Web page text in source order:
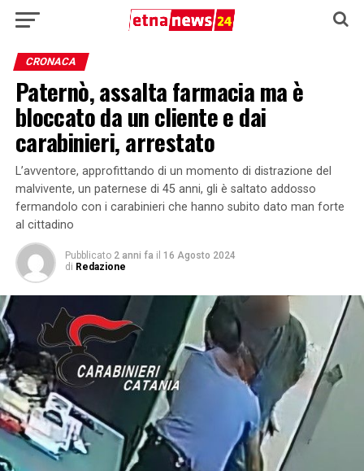
CRONACA
Paternò, assalta farmacia ma è
bloccato da un cliente e dai
carabinieri, arrestato
L’avventore, approfittando di un momento di distrazione del
malvivente, un paternese di 45 anni, gli è saltato addosso
fermandolo con i carabinieri che hanno subito dato man forte
al cittadino
Pubblicato 2 anni fa il 16 Agosto 2024
di Redazione